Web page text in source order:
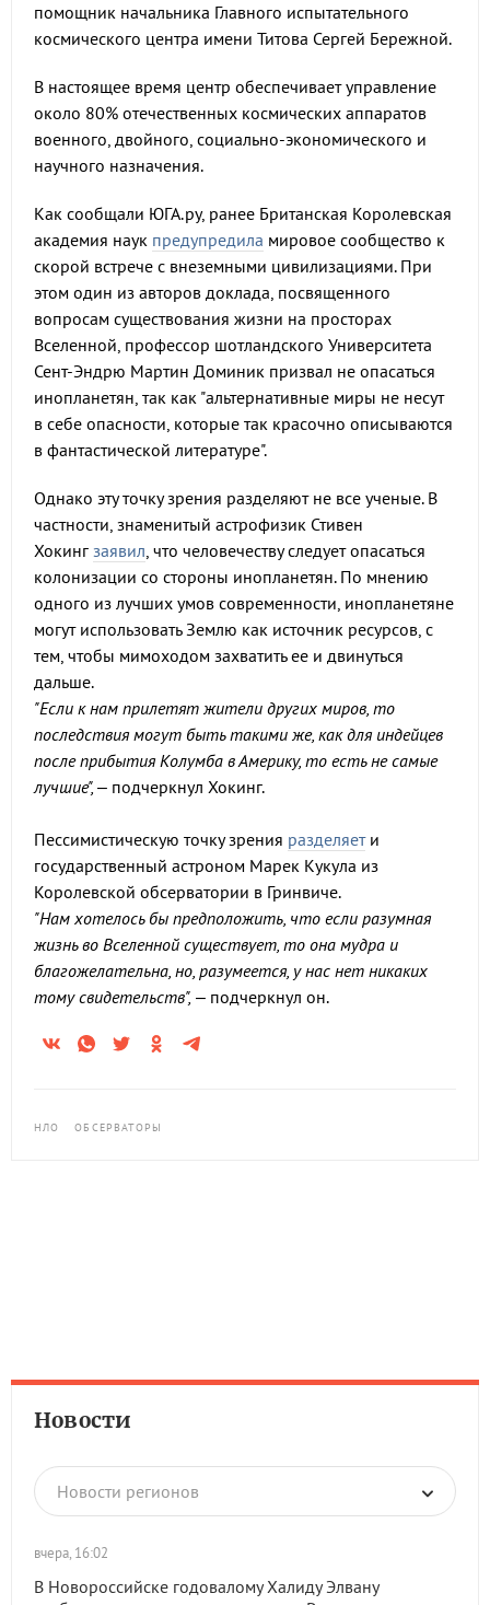
помощник начальника Главного испытательного
космического центра имени Титова Сергей Бережной.
В настоящее время центр обеспечивает управление
около 80% отечественных космических аппаратов
военного, двойного, социально-экономического и
научного назначения.
Как сообщали ЮГА.ру, ранее Британская Королевская
академия наук предупредила мировое сообщество к
скорой встрече с внеземными цивилизациями. При
этом один из авторов доклада, посвященного
вопросам существования жизни на просторах
Вселенной, профессор шотландского Университета
Сент-Эндрю Мартин Доминик призвал не опасаться
инопланетян, так как "альтернативные миры не несут
в себе опасности, которые так красочно описываются
в фантастической литературе".
Однако эту точку зрения разделяют не все ученые. В
частности, знаменитый астрофизик Стивен
Хокинг заявил, что человечеству следует опасаться
колонизации со стороны инопланетян. По мнению
одного из лучших умов современности, инопланетяне
могут использовать Землю как источник ресурсов, с
тем, чтобы мимоходом захватить ее и двинуться
дальше.
"Если к нам прилетят жители других миров, то
последствия могут быть такими же, как для индейцев
после прибытия Колумба в Америку, то есть не самые
лучшие", – подчеркнул Хокинг.
Пессимистическую точку зрения разделяети
государственный астроном Марек Кукула из
Королевской обсерватории в Гринвиче.
"Нам хотелось бы предположить, что если разумная
жизнь во Вселенной существует, то она мудра и
благожелательна, но, разумеется, у нас нет никаких
тому свидетельств", – подчеркнул он.
НЛО ОБСЕРВАТОРЫ
Новости
Новости регионов
вчера, 16:02
В Новороссийске годовалому Халиду Элвану